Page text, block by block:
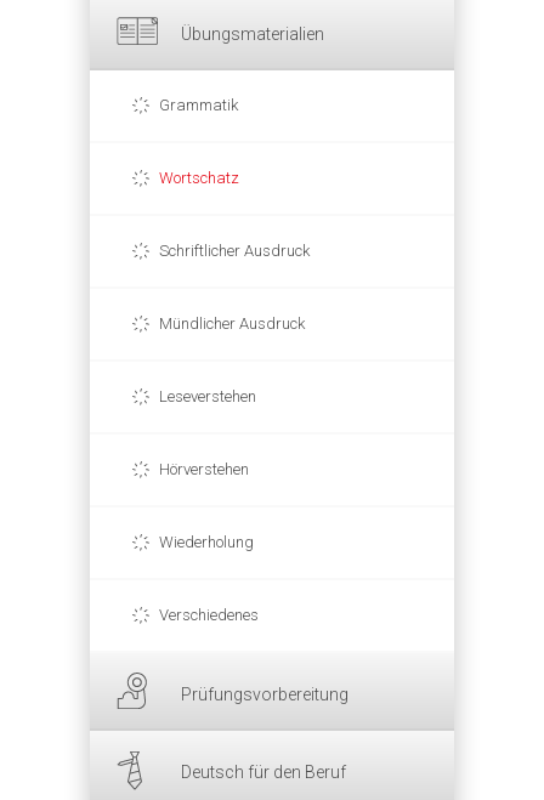
Übungsmaterialien
Grammatik
Wortschatz
Schriftlicher Ausdruck
Mündlicher Ausdruck
Leseverstehen
Hörverstehen
Wiederholung
Verschiedenes
Prüfungsvorbereitung
Deutsch für den Beruf